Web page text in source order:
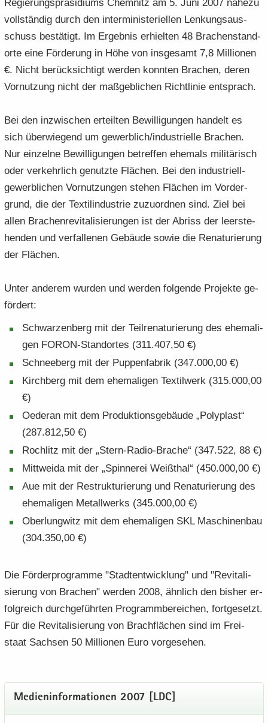
Re­gie­rungs­prä­si­di­ums Chem­nitz am 5. Juni 2007 na­he­zu
voll­stän­dig durch den in­ter­mi­nis­te­ri­el­len Len­kungs­aus­
schuss be­stä­tigt. Im Er­geb­nis er­hiel­ten 48 Bra­chen­stand­
or­te eine För­de­rung in Höhe von ins­ge­samt 7,8 Mil­lio­nen
€. Nicht be­rück­sich­tigt wer­den konn­ten Bra­chen, deren
Vor­nut­zung nicht der maß­geb­li­chen Richt­li­nie ent­sprach.
Bei den in­zwi­schen er­teil­ten Be­wil­li­gun­gen han­delt es
sich über­wie­gend um ge­werb­lich/in­dus­tri­el­le Bra­chen.
Nur ein­zel­ne Be­wil­li­gun­gen be­tref­fen ehe­mals mi­li­tä­risch
oder ver­kehr­lich ge­nutz­te Flä­chen. Bei den industriell-​
gewerblichen Vor­nut­zun­gen ste­hen Flä­chen im Vor­der­
grund, die der Tex­til­in­dus­trie zu­zu­ord­nen sind. Ziel bei
allen Bra­chen­re­vi­ta­li­sie­run­gen ist der Ab­riss der leer­ste­
hen­den und ver­fal­le­nen Ge­bäu­de sowie die Re­na­tu­rie­rung
der Flä­chen.
Unter an­de­rem wur­den und wer­den fol­gen­de Pro­jek­te ge­
för­dert:
Schwar­zen­berg mit der Teil­re­na­tu­rie­rung des ehe­ma­li­
gen FORON-​Standortes (311.407,50 €)
Schnee­berg mit der Pup­pen­fa­brik (347.000,00 €)
Kirch­berg mit dem ehe­ma­li­gen Tex­til­werk (315.000,00
€)
Oe­der­an mit dem Pro­duk­ti­ons­ge­bäu­de „Po­ly­plast“
(287.812,50 €)
Roch­litz mit der „Stern-​Radio-Brache“ (347.522, 88 €)
Mitt­wei­da mit der „Spin­ne­rei Weiß­thal“ (450.000,00 €)
Aue mit der Re­struk­tu­rie­rung und Re­na­tu­rie­rung des
ehe­ma­li­gen Me­tall­werks (345.000,00 €)
Ober­lung­witz mit dem ehe­ma­li­gen SKL Ma­schi­nen­bau
(304.350,00 €)
Die För­der­pro­gram­me "Stadt­ent­wick­lung" und "Re­vi­ta­li­
sie­rung von Bra­chen" wer­den 2008, ähn­lich den bis­her er­
folg­reich durch­ge­führ­ten Pro­gramm­be­rei­chen, fort­ge­setzt.
Für die Re­vi­ta­li­sie­rung von Brach­flä­chen sind im Frei­
staat Sach­sen 50 Mil­lio­nen Euro vor­ge­se­hen.
Me­di­en­in­for­ma­tio­nen 2007 [LDC]